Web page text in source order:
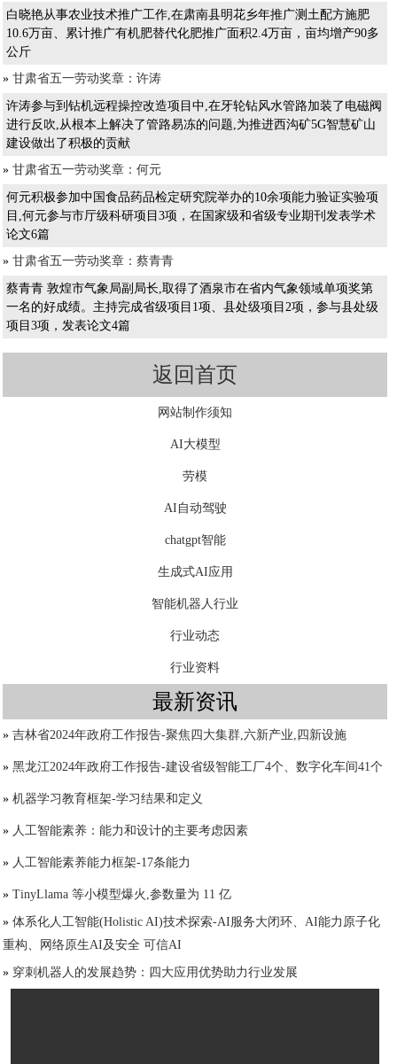
白晓艳从事农业技术推广工作,在肃南县明花乡年推广测土配方施肥
10.6万亩、累计推广有机肥替代化肥推广面积2.4万亩，亩均增产90多
公斤
» 甘肃省五一劳动奖章：许涛
许涛参与到钻机远程操控改造项目中,在牙轮钻风水管路加装了电磁阀
进行反吹,从根本上解决了管路易冻的问题,为推进西沟矿5G智慧矿山
建设做出了积极的贡献
» 甘肃省五一劳动奖章：何元
何元积极参加中国食品药品检定研究院举办的10余项能力验证实验项
目,何元参与市厅级科研项目3项，在国家级和省级专业期刊发表学术
论文6篇
» 甘肃省五一劳动奖章：蔡青青
蔡青青 敦煌市气象局副局长,取得了酒泉市在省内气象领域单项奖第
一名的好成绩。主持完成省级项目1项、县处级项目2项，参与县处级
项目3项，发表论文4篇
返回首页
网站制作须知
AI大模型
劳模
AI自动驾驶
chatgpt智能
生成式AI应用
智能机器人行业
行业动态
行业资料
最新资讯
» 吉林省2024年政府工作报告-聚焦四大集群,六新产业,四新设施
» 黑龙江2024年政府工作报告-建设省级智能工厂4个、数字化车间41个
» 机器学习教育框架-学习结果和定义
» 人工智能素养：能力和设计的主要考虑因素
» 人工智能素养能力框架-17条能力
» TinyLlama 等小模型爆火,参数量为 11 亿
» 体系化人工智能(Holistic AI)技术探索-AI服务大闭环、AI能力原子化
重构、网络原生AI及安全 可信AI
» 穿刺机器人的发展趋势：四大应用优势助力行业发展